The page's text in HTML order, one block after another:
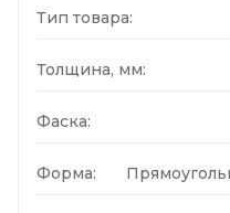
Тип товара:
Толщина, мм:
Фаска:
Форма: